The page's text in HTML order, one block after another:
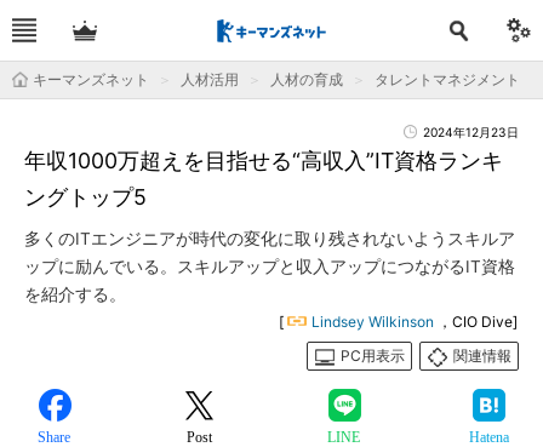
キーマンズネット 人材活用 人材の育成 タレントマネジメント
2024年12月23日
年収1000万超えを目指せる“高収入”IT資格ランキ
ングトップ5
多くのITエンジニアが時代の変化に取り残されないようスキルア
ップに励んでいる。スキルアップと収入アップにつながるIT資格
を紹介する。
[ Lindsey Wilkinson ，CIO Dive]
PC用表示
関連情報
Share Post LINE Hatena